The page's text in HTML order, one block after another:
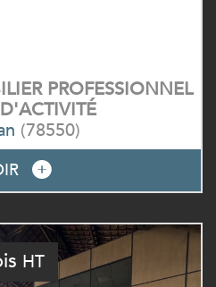
PROFESSIONNEL
(78550)
HT